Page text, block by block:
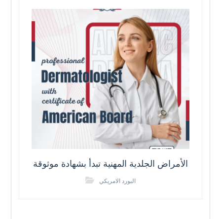
الأمراض الجلدية المهنية تبدأ بشهادة موثوقة
البورد الامريكي